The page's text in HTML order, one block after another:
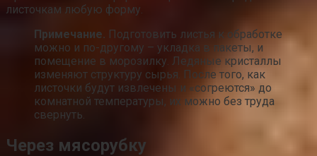
листочкам любую форму.
Примечание. Подготовить листья к обработке
можно и по-другому – укладка в пакеты, и
помещение в морозилку. Ледяные кристаллы
изменяют структуру сырья. После того, как
листочки будут извлечены и «согреются» до
комнатной температуры, их можно без труда
свернуть.
Через мясорубку